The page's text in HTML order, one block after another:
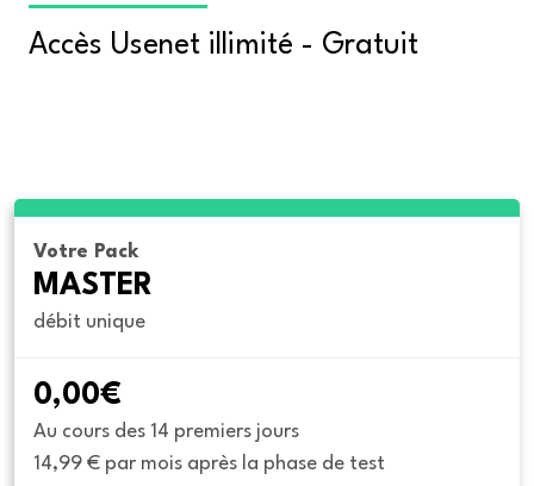
Accès Usenet illimité - Gratuit
Votre Pack
MASTER
débit unique
0,00€
Au cours des 14 premiers jours
14,99 € par mois après la phase de test